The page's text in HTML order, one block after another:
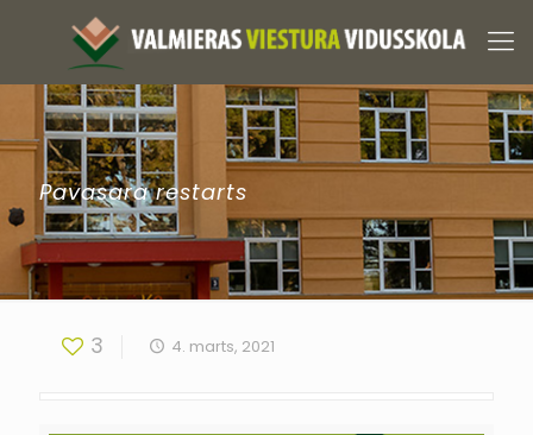
Pavasara restarts
3 4. marts, 2021